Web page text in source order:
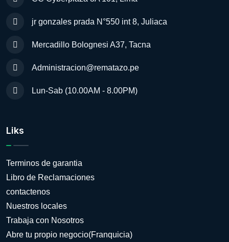
jr gonzales prada N°550 int 8, Juliaca
Mercadillo Bolognesi A37, Tacna
Administracion@rematazo.pe
Lun-Sab (10.00AM - 8.00PM)
Liks
Terminos de garantia
Libro de Reclamaciones
contactenos
Nuestros locales
Trabaja con Nosotros
Abre tu propio negocio(Franquicia)